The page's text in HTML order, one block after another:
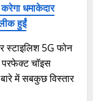
धमाकेदार
हुईं
5G फोन
चॉइस
में सबकुछ विस्तार